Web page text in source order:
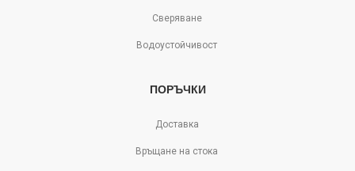
Сверяване
Водоустойчивост
ПОРЪЧКИ
Доставка
Връщане на стока